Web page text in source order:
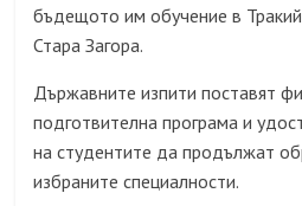
бъдещото им обучение в
Стара Загора.
Държавните изпити поставят
подготвителна програма и
на студентите да продължат
избраните специалности.